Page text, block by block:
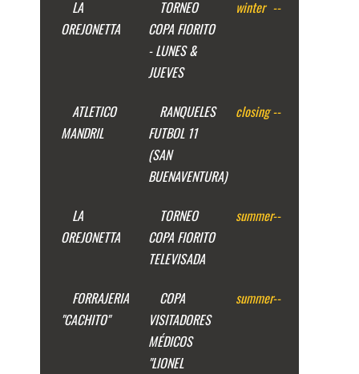
LA
OREJONETTA
TORNEO
COPA FIORITO
- LUNES &
JUEVES
winter --
ATLETICO
MANDRIL
RANQUELES
FUTBOL 11
(SAN
BUENAVENTURA)
closing --
LA
OREJONETTA
TORNEO
COPA FIORITO
TELEVISADA
summer--
FORRAJERIA
"CACHITO"
COPA
VISITADORES
MÉDICOS
"LIONEL
summer--